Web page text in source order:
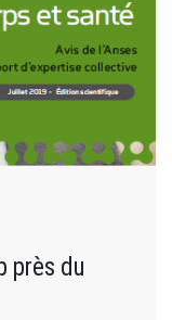
près du